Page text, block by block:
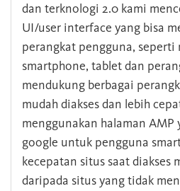
dan terknologi 2.0 kami
UI/user interface yang bisa
perangkat pengguna, seperti
smartphone, tablet dan
mendukung berbagai
mudah diakses dan lebih
menggunakan halaman AMP
google untuk pengguna
kecepatan situs saat diakses
daripada situs yang tidak